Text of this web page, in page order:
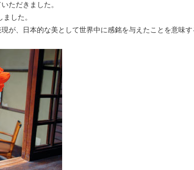
ただきました。
した。
が、日本的な美として世界中に感銘を与えたことを意味す